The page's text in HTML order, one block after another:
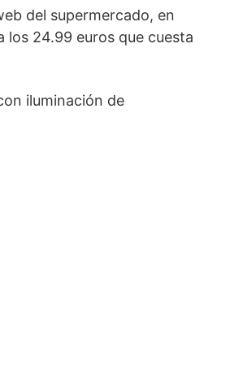
del supermercado, en
los 24.99 euros que cuesta
iluminación de